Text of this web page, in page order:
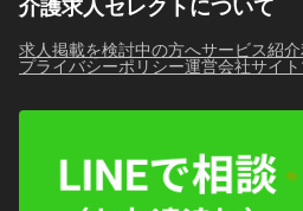
介護求人セレクトについて
求人掲載を検討中の方へサービス紹介
プライバシーポリシー運営会社サイ